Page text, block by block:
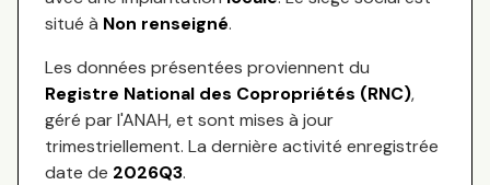
situé à Non renseigné.
Les données présentées proviennent du
Registre National des Copropriétés (RNC),
géré par l'ANAH, et sont mises à jour
trimestriellement. La dernière activité enregistrée
date de 2026Q3.